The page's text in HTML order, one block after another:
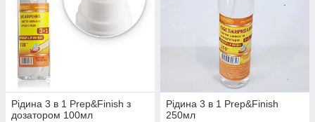
Рідина 3 в 1 Prep&Finish з
дозатором 100мл
Рідина 3 в 1 Prep&Finish
250мл